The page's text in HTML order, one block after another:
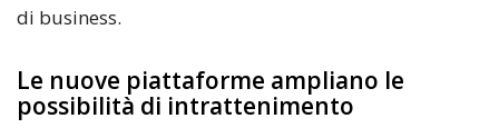
di business.
Le nuove piattaforme ampliano le
possibilità di intrattenimento